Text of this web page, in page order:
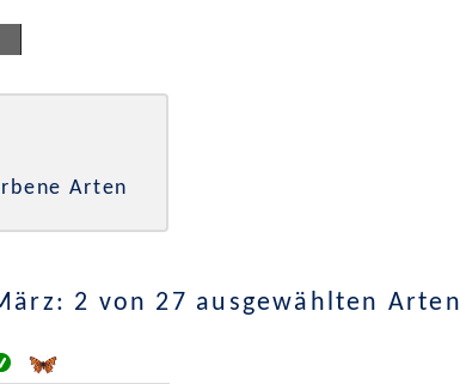
Arten
2 von 27 ausgewählten Arten